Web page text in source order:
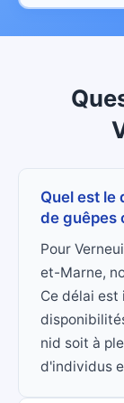
Quel est le
de guêpes
Pour
et-Marne,
Ce délai
nid soit à
d'individus